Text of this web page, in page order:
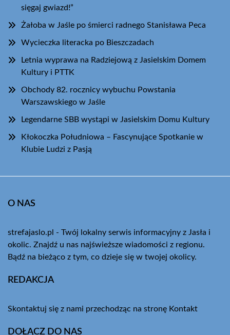
sięgaj gwiazd!”
Żałoba w Jaśle po śmierci radnego Stanisława Peca
Wycieczka literacka po Bieszczadach
Letnia wyprawa na Radziejową z Jasielskim Domem
Kultury i PTTK
Obchody 82. rocznicy wybuchu Powstania
Warszawskiego w Jaśle
Legendarne SBB wystąpi w Jasielskim Domu Kultury
Kłokoczka Południowa – Fascynujące Spotkanie w
Klubie Ludzi z Pasją
O NAS
strefajaslo.pl - Twój lokalny serwis informacyjny z Jasła i
okolic. Znajdź u nas najświeższe wiadomości z regionu.
Bądź na bieżąco z tym, co dzieje się w twojej okolicy.
REDAKCJA
Skontaktuj się z nami przechodząc na stronę Kontakt
DOŁĄCZ DO NAS